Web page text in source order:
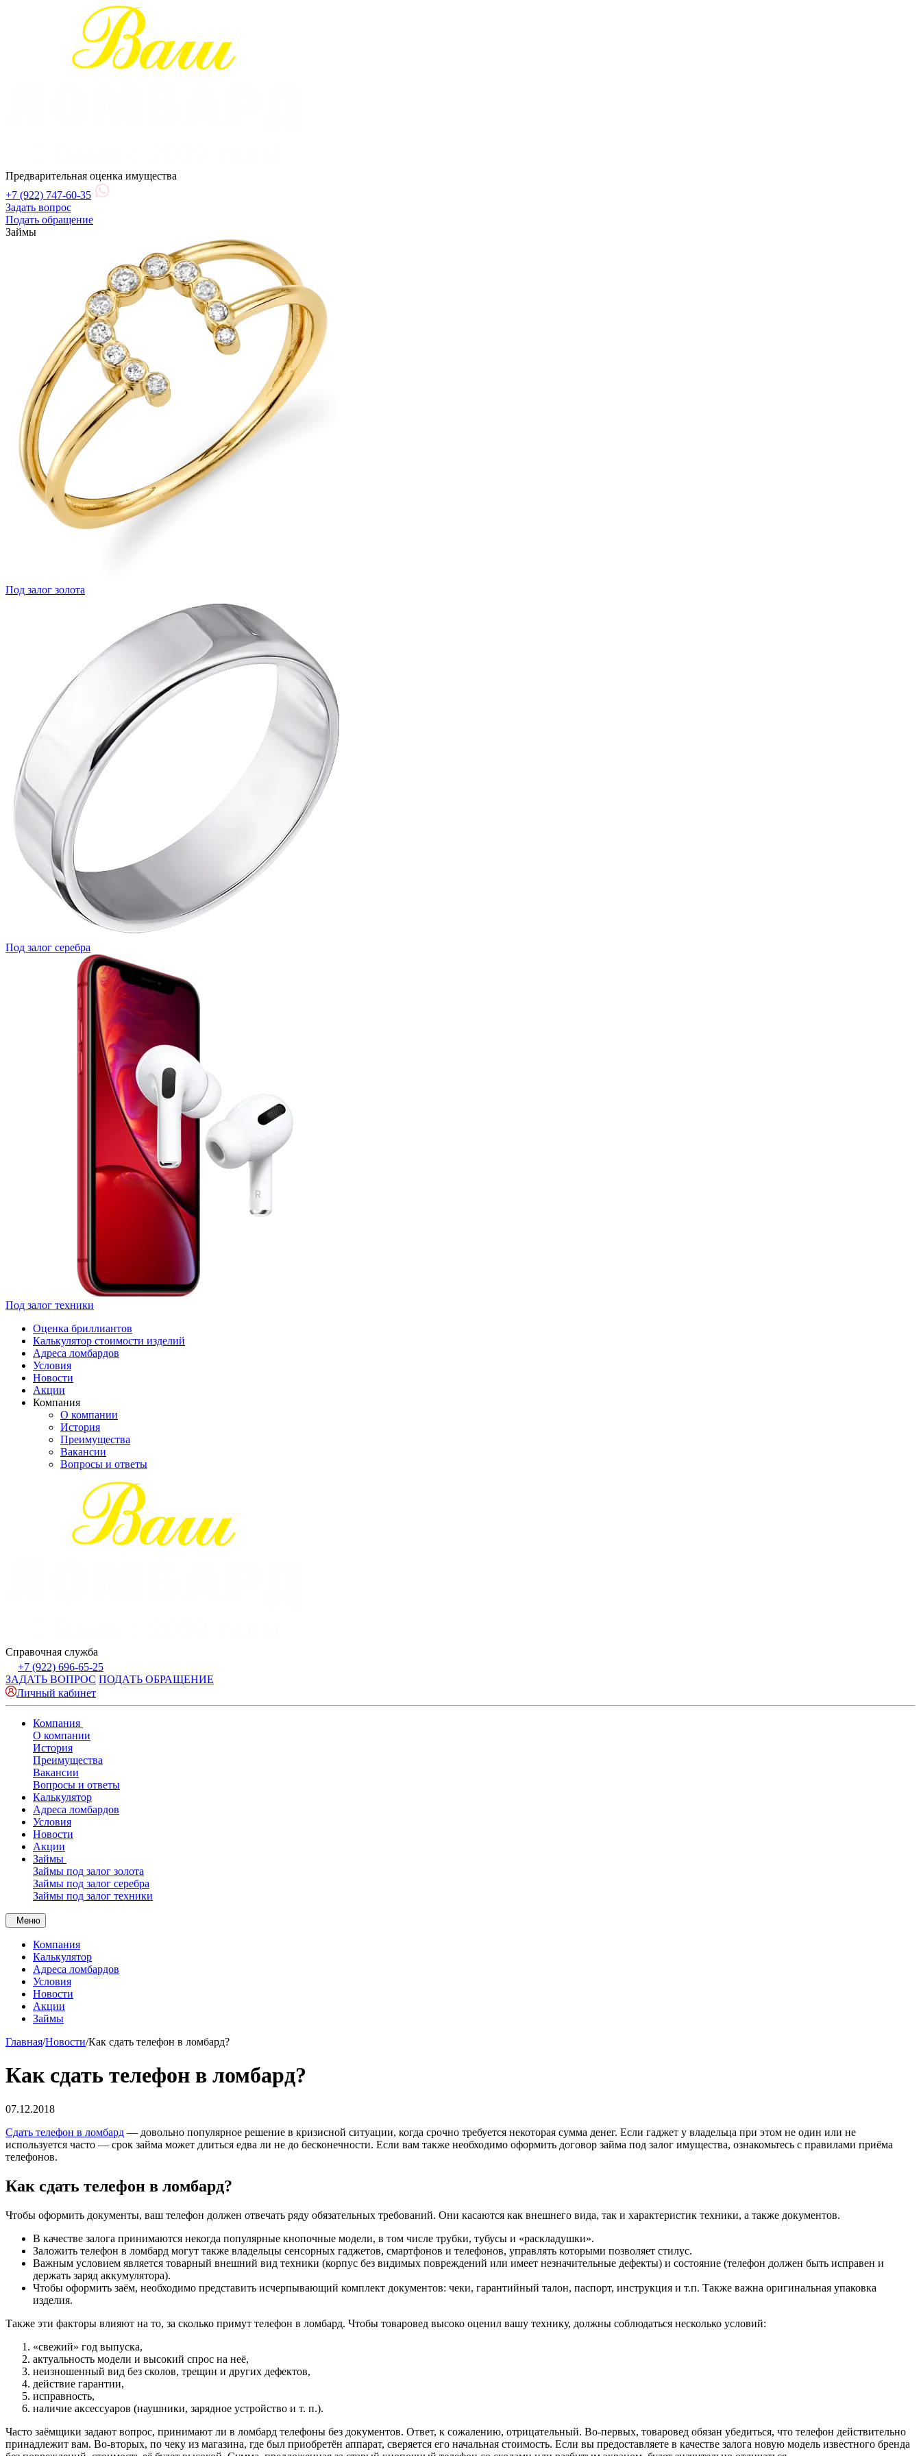
Предварительная оценка имущества
+7 (922) 747-60-35
Задать вопрос
Подать обращение
Займы
Под залог золота
Под залог серебра
Под залог техники
Оценка бриллиантов
Калькулятор стоимости изделий
Адреса ломбардов
Условия
Новости
Акции
Компания
О компании
История
Преимущества
Вакансии
Вопросы и ответы
Справочная служба
+7 (922) 696-65-25
ЗАДАТЬ ВОПРОС ПОДАТЬ ОБРАЩЕНИЕ
Личный кабинет
Компания
О компании
История
Преимущества
Вакансии
Вопросы и ответы
Калькулятор
Адреса ломбардов
Условия
Новости
Акции
Займы
Займы под залог золота
Займы под залог серебра
Займы под залог техники
Меню
Компания
Калькулятор
Адреса ломбардов
Условия
Новости
Акции
Займы
Главная/Новости/Как сдать телефон в ломбард?
Как сдать телефон в ломбард?
07.12.2018
Cдать телефон в ломбард — довольно популярное решение в кризисной ситуации, когда срочно требуется некоторая сумма денег. Если гаджет у владельца при этом не один или не
используется часто — срок займа может длиться едва ли не до бесконечности. Если вам также необходимо оформить договор займа под залог имущества, ознакомьтесь с правилами приёма
телефонов.
Как сдать телефон в ломбард?
Чтобы оформить документы, ваш телефон должен отвечать ряду обязательных требований. Они касаются как внешнего вида, так и характеристик техники, а также документов.
В качестве залога принимаются некогда популярные кнопочные модели, в том числе трубки, тубусы и «раскладушки».
Заложить телефон в ломбард могут также владельцы сенсорных гаджетов, смартфонов и телефонов, управлять которыми позволяет стилус.
Важным условием является товарный внешний вид техники (корпус без видимых повреждений или имеет незначительные дефекты) и состояние (телефон должен быть исправен и
держать заряд аккумулятора).
Чтобы оформить заём, необходимо представить исчерпывающий комплект документов: чеки, гарантийный талон, паспорт, инструкция и т.п. Также важна оригинальная упаковка
изделия.
Также эти факторы влияют на то, за сколько примут телефон в ломбард. Чтобы товаровед высоко оценил вашу технику, должны соблюдаться несколько условий:
«свежий» год выпуска,
актуальность модели и высокий спрос на неё,
неизношенный вид без сколов, трещин и других дефектов,
действие гарантии,
исправность,
наличие аксессуаров (наушники, зарядное устройство и т. п.).
Часто заёмщики задают вопрос, принимают ли в ломбард телефоны без документов. Ответ, к сожалению, отрицательный. Во-первых, товаровед обязан убедиться, что телефон действительно
принадлежит вам. Во-вторых, по чеку из магазина, где был приобретён аппарат, сверяется его начальная стоимость. Если вы предоставляете в качестве залога новую модель известного бренда